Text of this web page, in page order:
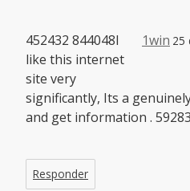
1win 25
452432 844048I
like this internet
site very
significantly, Its a
and get information .
Responder